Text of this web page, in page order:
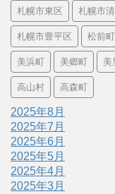
札幌市東区 札幌市
札幌市豊平区 松前町
美浜町 美郷町 美
高山村 高森町
2025年8月
2025年7月
2025年6月
2025年5月
2025年4月
2025年3月